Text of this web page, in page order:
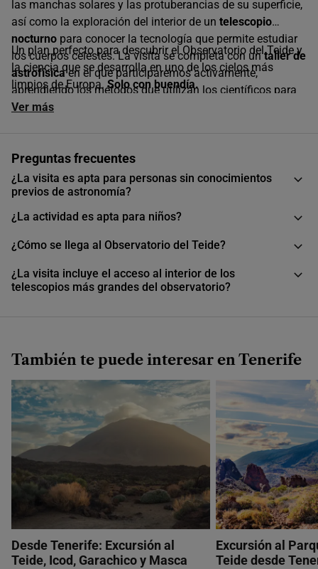
las manchas solares y las protuberancias de su superficie,
así como la exploración del interior de un telescopio
nocturno para conocer la tecnología que permite estudiar
los cuerpos celestes. La visita se completa con untaller de
astrofísicaen el que participaremos activamente,
aprendiendo los métodos que utilizan los científicos para
estudiar el universo de forma amena y accesible para
Un plan perfecto para descubrir el Observatorio del Teide y
la ciencia que se desarrolla en uno de los cielos más
limpios de Europa.Solo con buendía.
Ver más
Preguntas frecuentes
¿La visita es apta para personas sin conocimientos
previos de astronomía?
¿La actividad es apta para niños?
¿Cómo se llega al Observatorio del Teide?
¿La visita incluye el acceso al interior de los
telescopios más grandes del observatorio?
También te puede interesar en Tenerife
Desde Tenerife: Excursión al
Teide, Icod, Garachico y Masca
Excursión al
Teide desde